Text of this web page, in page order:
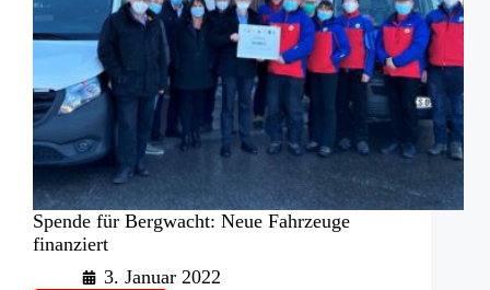
Spende für Bergwacht: Neue Fahrzeuge
finanziert
3. Januar 2022